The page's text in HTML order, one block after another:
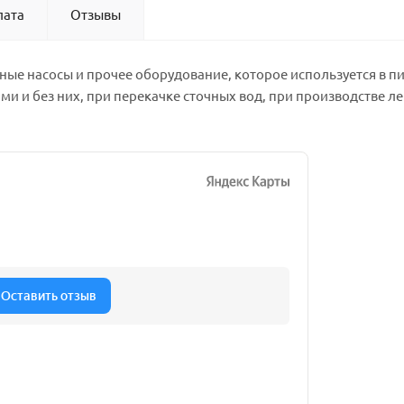
Отзывы
насосы и прочее оборудование, которое используется
без них, при перекачке сточных вод, при производстве